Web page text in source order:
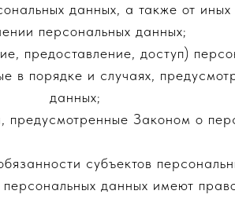
данных, а также от
персональных данных;
предоставление, доступ)
в порядке и случаях,
данных;
предусмотренные Законом о
субъектов
данных имеют